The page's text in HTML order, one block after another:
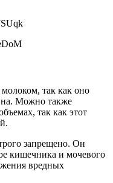
так как оно
Можно также
так как этот
запрещено. Он
кишечника и мочевого
вредных